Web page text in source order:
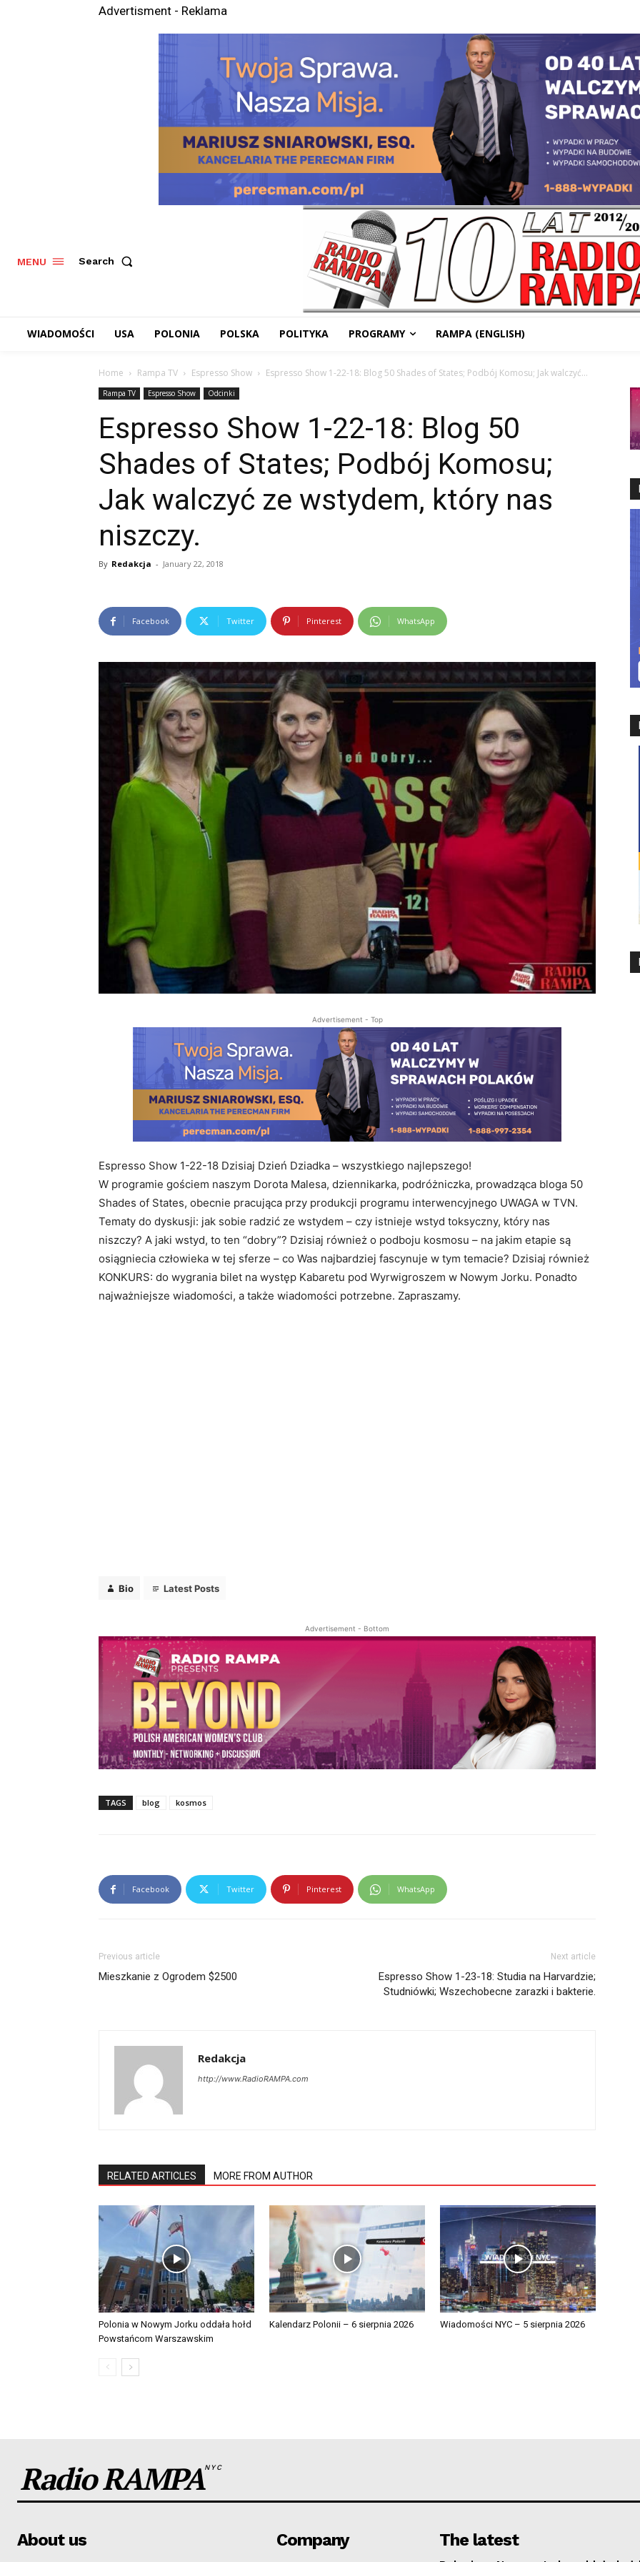
Advertisment - Reklama
MENU Search
WIADOMOŚCI USA POLONIA POLSKA POLITYKA PROGRAMY RAMPA (ENGLISH)
Home Rampa TV Espresso Show Espresso Show 1-22-18: Blog 50 Shades of States; Podbój Komosu; Jak walczyć...
Rampa TV Espresso Show Odcinki
Espresso Show 1-22-18: Blog 50
Shades of States; Podbój Komosu;
Jak walczyć ze wstydem, który nas
niszczy.
By Redakcja - January 22, 2018
Facebook Twitter Pinterest WhatsApp
Advertisement - Top
Espresso Show 1-22-18 Dzisiaj Dzień Dziadka – wszystkiego najlepszego!
W programie gościem naszym Dorota Malesa, dziennikarka, podróżniczka, prowadząca bloga 50
Shades of States, obecnie pracująca przy produkcji programu interwencyjnego UWAGA w TVN.
Tematy do dyskusji: jak sobie radzić ze wstydem – czy istnieje wstyd toksyczny, który nas
niszczy? A jaki wstyd, to ten “dobry”? Dzisiaj również o podboju kosmosu – na jakim etapie są
osiągniecia człowieka w tej sferze – co Was najbardziej fascynuje w tym temacie? Dzisiaj również
KONKURS: do wygrania bilet na występ Kabaretu pod Wyrwigroszem w Nowym Jorku. Ponadto
najważniejsze wiadomości, a także wiadomości potrzebne. Zapraszamy.
Bio Latest Posts
Advertisement - Bottom
TAGS blog kosmos
Facebook Twitter Pinterest WhatsApp
Previous article
Mieszkanie z Ogrodem $2500
Next article
Espresso Show 1-23-18: Studia na Harvardzie;
Studniówki; Wszechobecne zarazki i bakterie.
Redakcja
http://www.RadioRAMPA.com
RELATED ARTICLES MORE FROM AUTHOR
Polonia w Nowym Jorku oddała hołd
Powstańcom Warszawskim
Kalendarz Polonii – 6 sierpnia 2026 Wiadomości NYC – 5 sierpnia 2026
Radio RAMPANYC
About us Company The latest